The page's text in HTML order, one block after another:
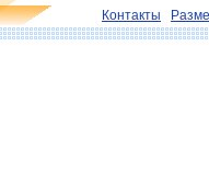
Контакты